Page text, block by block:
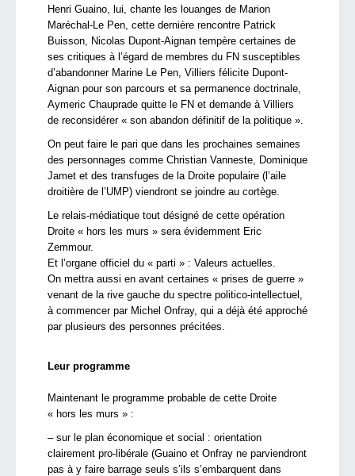
Henri Guaino, lui, chante les louanges de Marion
Maréchal-Le Pen, cette dernière rencontre Patrick
Buisson, Nicolas Dupont-Aignan tempère certaines de
ses critiques à l’égard de membres du FN susceptibles
d’abandonner Marine Le Pen, Villiers félicite Dupont-
Aignan pour son parcours et sa permanence doctrinale,
Aymeric Chauprade quitte le FN et demande à Villiers
de reconsidérer « son abandon définitif de la politique ».
On peut faire le pari que dans les prochaines semaines
des personnages comme Christian Vanneste, Dominique
Jamet et des transfuges de la Droite populaire (l’aile
droitière de l’UMP) viendront se joindre au cortège.
Le relais-médiatique tout désigné de cette opération
Droite « hors les murs » sera évidemment Eric
Zemmour.
Et l’organe officiel du « parti » : Valeurs actuelles.
On mettra aussi en avant certaines « prises de guerre »
venant de la rive gauche du spectre politico-intellectuel,
à commencer par Michel Onfray, qui a déjà été approché
par plusieurs des personnes précitées.
Leur programme
Maintenant le programme probable de cette Droite
« hors les murs » :
– sur le plan économique et social : orientation
clairement pro-libérale (Guaino et Onfray ne parviendront
pas à y faire barrage seuls s’ils s’embarquent dans